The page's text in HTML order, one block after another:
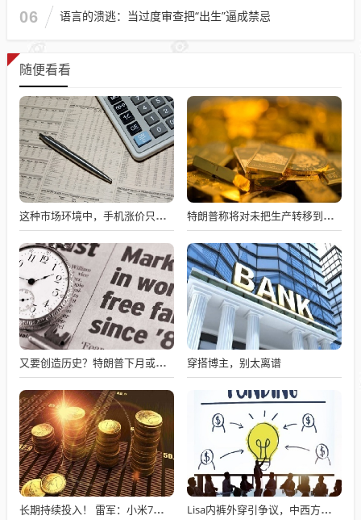
06 语言的溃逃：当过度审查把“出生”逼成禁忌
随便看看
这种市场环境中，手机涨价只能是手机厂崩盘这一结果 特朗普称将对未把生产转移到美国的半导体公司征收关税 中方回应
又要创造历史？特朗普下月或亲赴现场 “督战”最高法院关税案辩论 穿搭博主，别太离谱
长期持续投入！ 雷军：小米7篇论文入选国际顶级会议AAAI Lisa内裤外穿引争议，中西方性感理解不同？